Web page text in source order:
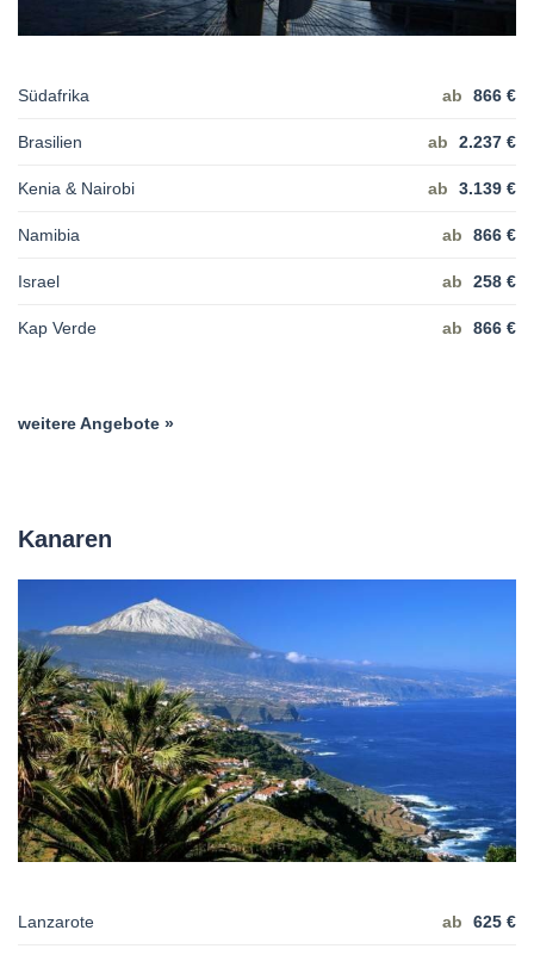
Südafrika ab 866 €
Brasilien ab 2.237 €
Kenia & Nairobi ab 3.139 €
Namibia ab 866 €
Israel ab 258 €
Kap Verde ab 866 €
weitere Angebote »
Kanaren
Lanzarote ab 625 €